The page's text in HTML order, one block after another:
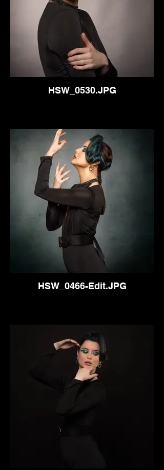
HSW_0530.JPG
HSW_0466-Edit.JPG